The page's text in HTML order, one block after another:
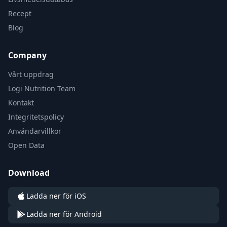
Recept
Blog
Company
Vårt uppdrag
Logi Nutrition Team
Kontakt
Integritetspolicy
Användarvillkor
Open Data
Download
Ladda ner för iOS
Ladda ner för Android